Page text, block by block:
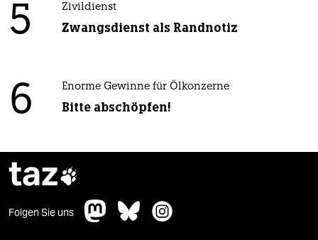
5 Zivildienst
Zwangsdienst als Randnotiz
6 Enorme Gewinne für Ölkonzerne
Bitte abschöpfen!
taz
Folgen Sie uns